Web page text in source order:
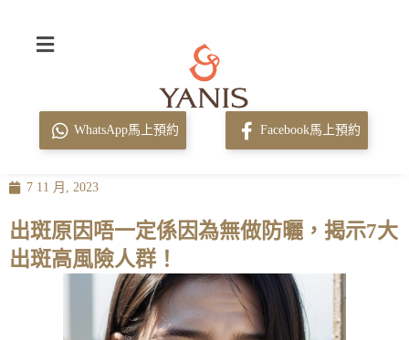
WhatsApp馬上預約 Facebook馬上預約
7 11 月, 2023
出斑原因唔一定係因為無做防曬，揭示7大
出斑高風險人群！